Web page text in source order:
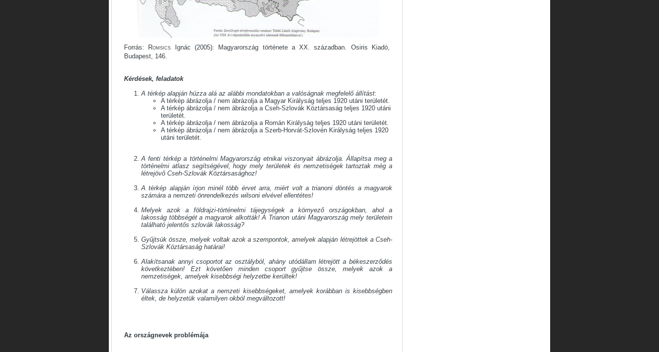
Forrás: Romsics Ignác (2005): Magyarország története a XX. században. Osiris Kiadó,
Budapest, 146.
Kérdések, feladatok
A térkép alapján húzza alá az alábbi mondatokban a valóságnak megfelelő állítást:
A térkép ábrázolja / nem ábrázolja a Magyar Királyság teljes 1920 utáni területét.
A térkép ábrázolja / nem ábrázolja a Cseh-Szlovák Köztársaság teljes 1920 utáni
területét.
A térkép ábrázolja / nem ábrázolja a Román Királyság teljes 1920 utáni területét.
A térkép ábrázolja / nem ábrázolja a Szerb-Horvát-Szlovén Királyság teljes 1920
utáni területét.
A fenti térkép a történelmi Magyarország etnikai viszonyait ábrázolja. Állapítsa meg a
történelmi atlasz segítségével, hogy mely területek és nemzetiségek tartoztak még a
létrejövő Cseh-Szlovák Köztársasághoz!
A térkép alapján írjon minél több érvet arra, miért volt a trianoni döntés a magyarok
számára a nemzeti önrendelkezés wilsoni elvével ellentétes!
Melyek azok a földrajzi-történelmi tájegységek a környező országokban, ahol a
lakosság többségét a magyarok alkották! A Trianon utáni Magyarország mely területein
található jelentős szlovák lakosság?
Gyűjtsük össze, melyek voltak azok a szempontok, amelyek alapján létrejöttek a Cseh-
Szlovák Köztársaság határai!
Alakítsanak annyi csoportot az osztályból, ahány utódállam létrejött a békeszerződés
következtében! Ezt követően minden csoport gyűjtse össze, melyek azok a
nemzetiségek, amelyek kisebbségi helyzetbe kerültek!
Válassza külön azokat a nemzeti kisebbségeket, amelyek korábban is kisebbségben
éltek, de helyzetük valamilyen okból megváltozott!
Az országnevek problémája